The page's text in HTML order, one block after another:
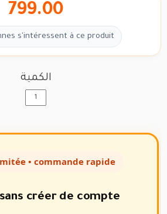
799.00
s'intéressent à ce produit
الكمية
• commande rapide
créer de compte